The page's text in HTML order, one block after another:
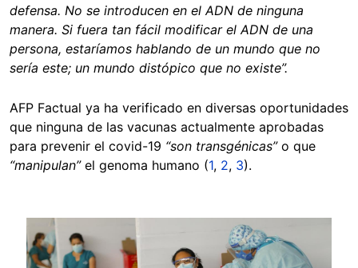
defensa. No se introducen en el ADN de ninguna
manera. Si fuera tan fácil modificar el ADN de una
persona, estaríamos hablando de un mundo que no
sería este; un mundo distópico que no existe”.
AFP Factual ya ha verificado en diversas oportunidades
que ninguna de las vacunas actualmente aprobadas
para prevenir el covid-19 “son transgénicas” o que
“manipulan”el genoma humano (1, 2, 3).